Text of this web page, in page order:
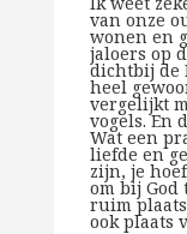
van onze
wonen en
jaloers op
dichtbij de
heel
vergelijkt
vogels. En
Wat een
liefde en
zijn, je
om bij God
ruim
ook plaats